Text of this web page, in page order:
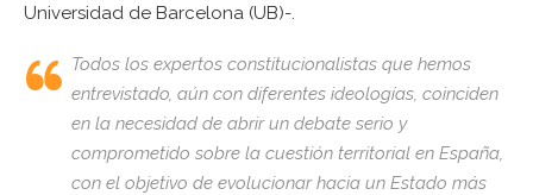
Universidad de Barcelona (UB)-.
Todos los expertos constitucionalistas que hemos
entrevistado, aún con diferentes ideologías, coinciden
en la necesidad de abrir un debate serio y
comprometido sobre la cuestión territorial en España,
con el objetivo de evolucionar hacia un Estado más